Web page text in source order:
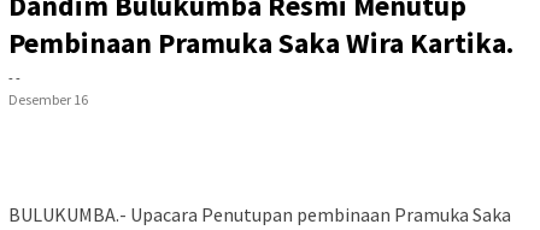
Pembinaan Pramuka Saka Wira Kartika.
- -
Desember 16
BULUKUMBA.- Upacara Penutupan pembinaan Pramuka Saka